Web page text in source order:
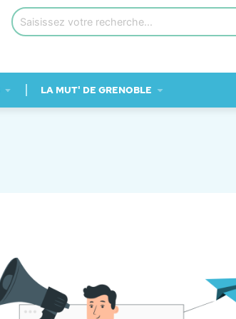
LA MUT' DE GRENOBLE